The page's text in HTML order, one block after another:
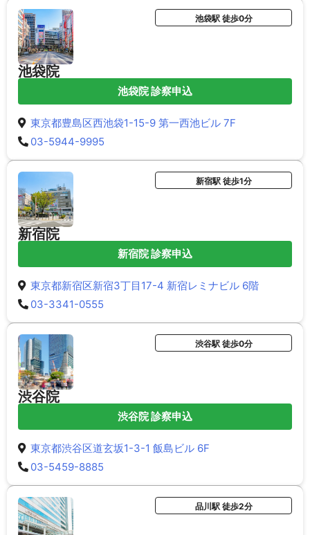
池袋院
池袋駅 徒歩0分
池袋院 診察申込
東京都豊島区西池袋1-15-9 第一西池ビル 7F
03-5944-9995
新宿院
新宿駅 徒歩1分
新宿院 診察申込
東京都新宿区新宿3丁目17-4 新宿レミナビル 6階
03-3341-0555
渋谷院
渋谷駅 徒歩0分
渋谷院 診察申込
東京都渋谷区道玄坂1-3-1 飯島ビル 6F
03-5459-8885
品川駅 徒歩2分